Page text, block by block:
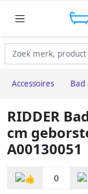
Accessoires Bad
RIDDER
cm
A00130051
0